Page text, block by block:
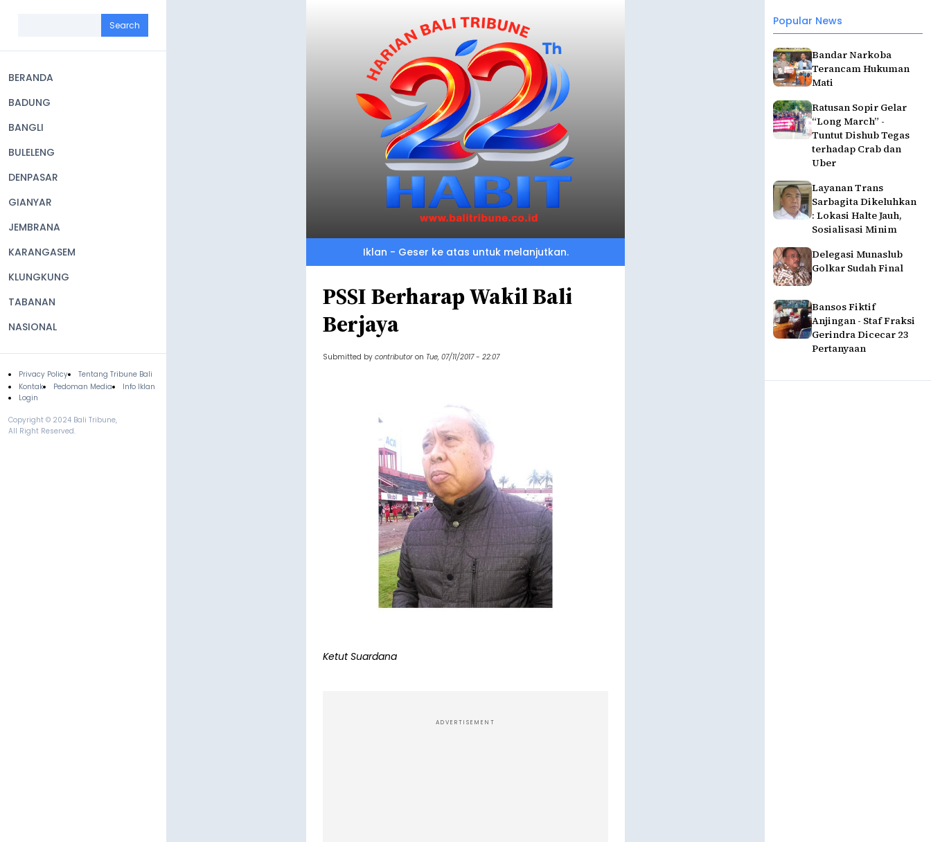
navigation
BERANDA
BADUNG
BANGLI
BULELENG
DENPASAR
GIANYAR
JEMBRANA
KARANGASEM
KLUNGKUNG
TABANAN
NASIONAL
Footer
Privacy Policy
Tentang Tribune Bali
Kontak
Pedoman Media
Info Iklan
Login
Copyright © 2024 Bali Tribune,
All Right Reserved.
Popular News
Bandar Narkoba
Terancam Hukuman
Mati
Ratusan Sopir Gelar
“Long March” -
Tuntut Dishub Tegas
terhadap Crab dan
Uber
Layanan Trans
Sarbagita Dikeluhkan
: Lokasi Halte Jauh,
Sosialisasi Minim
Delegasi Munaslub
Golkar Sudah Final
Bansos Fiktif
Anjingan - Staf Fraksi
Gerindra Dicecar 23
Pertanyaan
Iklan - Geser ke atas untuk melanjutkan.
PSSI Berharap Wakil Bali
Berjaya
Submitted by contributor on Tue, 07/11/2017 - 22:07
Ketut Suardana
ADVERTISEMENT